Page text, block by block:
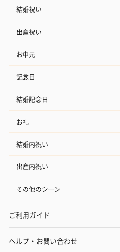
結婚祝い
出産祝い
お中元
記念日
結婚記念日
お礼
結婚内祝い
出産内祝い
その他のシーン
ご利用ガイド
ヘルプ・お問い合わせ